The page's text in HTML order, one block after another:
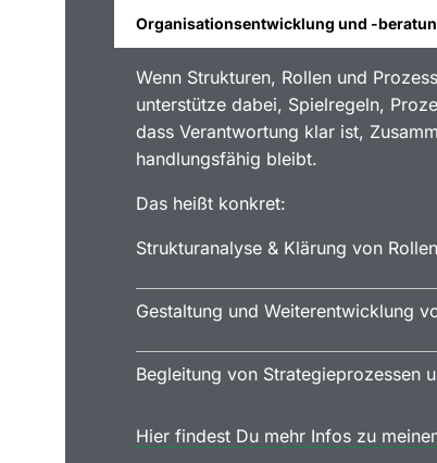
Organisationsentwicklung und -
Wenn Strukturen, Rollen und
unterstütze dabei, Spielregeln,
dass Verantwortung klar ist,
handlungsfähig bleibt.
Das heißt konkret:
Strukturanalyse & Klärung von
Gestaltung und Weiterentwicklung
Begleitung von Strategieprozessen
Hier findest Du mehr Infos zu